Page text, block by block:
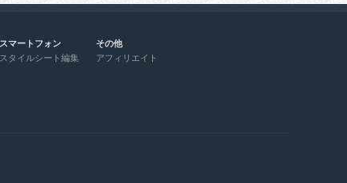
スマートフォン
スタイルシート編集
その他
アフィリエイト